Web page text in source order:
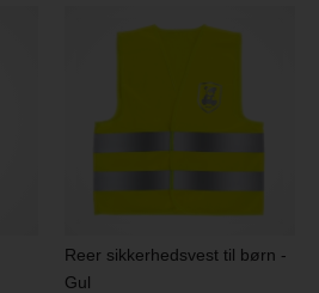
Reer sikkerhedsvest til børn -
Gul